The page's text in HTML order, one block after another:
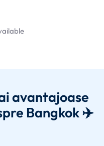
avantajoase
Bangkok ✈️